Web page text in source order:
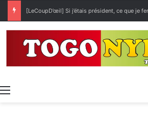
[LeCoupD’œil] Si j’étais président, ce que je
Menu